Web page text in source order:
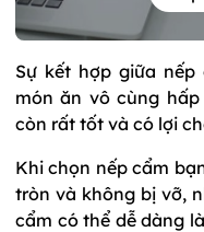
Sự kết hợp giữa
món ăn vô cùng
còn rất tốt và có lợi
Khi chọn nếp cẩm
tròn và không bị vỡ,
cẩm có thể dễ dàng